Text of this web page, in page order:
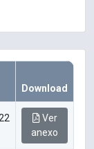
Download
Ver
anexo